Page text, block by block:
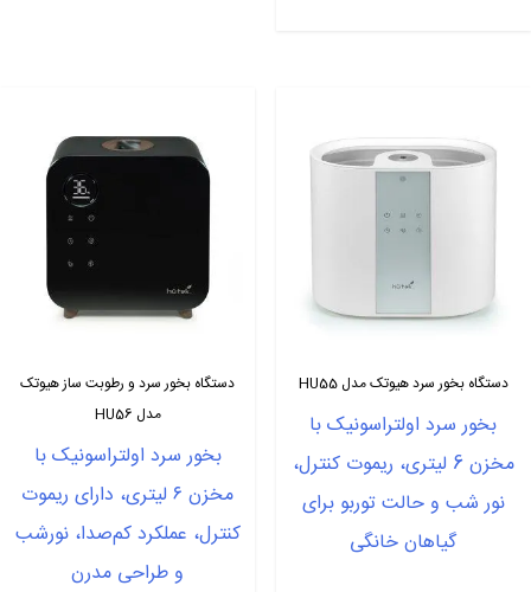
دستگاه بخور سرد هیوتک مدل HU55
بخور سرد اولتراسونیک با
مخزن 6 لیتری، ریموت کنترل،
نور شب و حالت توربو برای
گیاهان خانگی
دستگاه بخور سرد و رطوبت ساز هیوتک
مدل HU56
بخور سرد اولتراسونیک با
مخزن ۶ لیتری، دارای ریموت
کنترل، عملکرد کم‌صدا، نورشب
و طراحی مدرن